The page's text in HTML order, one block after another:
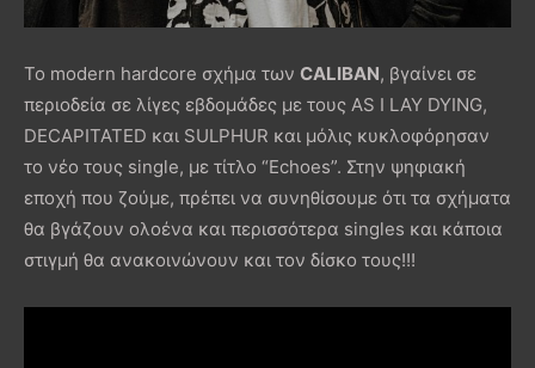
Το modern hardcore σχήμα των CALIBAN, βγαίνει σε
περιοδεία σε λίγες εβδομάδες με τους AS I LAY DYING,
DECAPITATED και SULPHUR και μόλις κυκλοφόρησαν
το νέο τους single, με τίτλο “Echoes”. Στην ψηφιακή
εποχή που ζούμε, πρέπει να συνηθίσουμε ότι τα σχήματα
θα βγάζουν ολοένα και περισσότερα singles και κάποια
στιγμή θα ανακοινώνουν και τον δίσκο τους!!!